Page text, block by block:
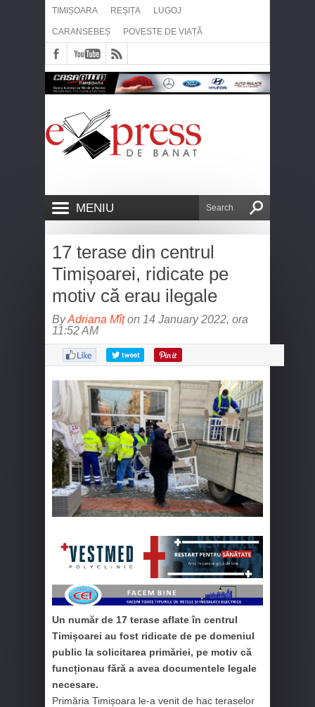
TIMIȘOARA REȘIȚA LUGOJ
CARANSEBEȘ POVESTE DE VIAȚĂ
MENIU
17 terase din centrul
Timișoarei, ridicate pe
motiv că erau ilegale
ByAdriana Mîțon 14 January 2022, ora
11:52 AM
Un număr de 17 terase aflate în centrul
Timișoarei au fost ridicate de pe domeniul
public la solicitarea primăriei, pe motiv că
funcționau fără a avea documentele legale
necesare.
Primăria Timișoara le-a venit de hac teraselor